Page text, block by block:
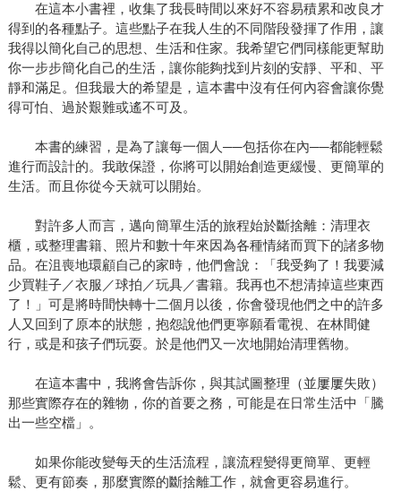
在這本小書裡，收集了我長時間以來好不容易積累和改良才
得到的各種點子。這些點子在我人生的不同階段發揮了作用，讓
我得以簡化自己的思想、生活和住家。我希望它們同樣能更幫助
你一步步簡化自己的生活，讓你能夠找到片刻的安靜、平和、平
靜和滿足。但我最大的希望是，這本書中沒有任何內容會讓你覺
得可怕、過於艱難或遙不可及。
本書的練習，是為了讓每一個人──包括你在內──都能輕鬆
進行而設計的。我敢保證，你將可以開始創造更緩慢、更簡單的
生活。而且你從今天就可以開始。
對許多人而言，邁向簡單生活的旅程始於斷捨離：清理衣
櫃，或整理書籍、照片和數十年來因為各種情緒而買下的諸多物
品。在沮喪地環顧自己的家時，他們會說：「我受夠了！我要減
少買鞋子／衣服／球拍／玩具／書籍。我再也不想清掉這些東西
了！」可是將時間快轉十二個月以後，你會發現他們之中的許多
人又回到了原本的狀態，抱怨說他們更寧願看電視、在林間健
行，或是和孩子們玩耍。於是他們又一次地開始清理舊物。
在這本書中，我將會告訴你，與其試圖整理（並屢屢失敗）
那些實際存在的雜物，你的首要之務，可能是在日常生活中「騰
出一些空檔」。
如果你能改變每天的生活流程，讓流程變得更簡單、更輕
鬆、更有節奏，那麼實際的斷捨離工作，就會更容易進行。